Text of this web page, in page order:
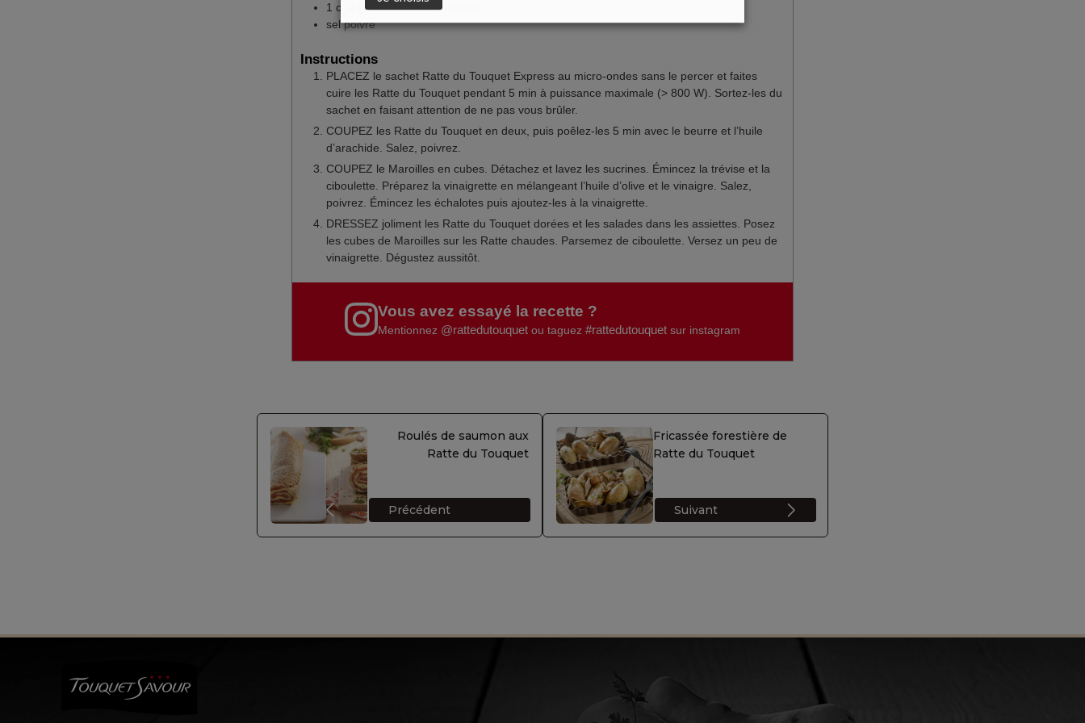
1 c.
à soupe d’huile d’arachide
sel poivre
Instructions
PLACEZ le sachet Ratte du Touquet Express au micro-ondes sans le percer et faites
cuire les Ratte du Touquet pendant 5 min à puissance maximale (> 800 W). Sortez-les du
sachet en faisant attention de ne pas vous brûler.
COUPEZ les Ratte du Touquet en deux, puis poêlez-les 5 min avec le beurre et l’huile
d’arachide. Salez, poivrez.
COUPEZ le Maroilles en cubes. Détachez et lavez les sucrines. Émincez la trévise et la
ciboulette. Préparez la vinaigrette en mélangeant l’huile d’olive et le vinaigre. Salez,
poivrez. Émincez les échalotes puis ajoutez-les à la vinaigrette.
DRESSEZ joliment les Ratte du Touquet dorées et les salades dans les assiettes. Posez
les cubes de Maroilles sur les Ratte chaudes. Parsemez de ciboulette. Versez un peu de
vinaigrette. Dégustez aussitôt.
Vous avez essayé la recette ?
Mentionnez @rattedutouquet ou taguez#rattedutouquet sur instagram
Roulés de saumon aux
Ratte du Touquet
Précédent
Fricassée forestière de
Ratte du Touquet
Suivant